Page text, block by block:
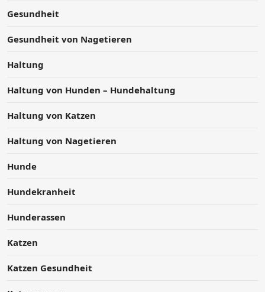
Gesundheit
Gesundheit von Nagetieren
Haltung
Haltung von Hunden – Hundehaltung
Haltung von Katzen
Haltung von Nagetieren
Hunde
Hundekranheit
Hunderassen
Katzen
Katzen Gesundheit